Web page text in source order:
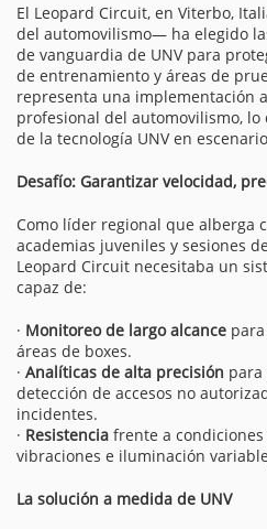
El Leopard Circuit, en Viterbo,
del automovilismo— ha elegido
de vanguardia de UNV para
de entrenamiento y áreas de
representa una implementación
profesional del automovilismo,
de la tecnología UNV en
Desafío: Garantizar velocidad,
Como líder regional que alberga
academias juveniles y sesiones
Leopard Circuit necesitaba un
capaz de:
· Monitoreo de largo alcance
áreas de boxes.
· Analíticas de alta precisión
detección de accesos no
incidentes.
· Resistencia frente a
vibraciones e iluminación
La solución a medida de UNV